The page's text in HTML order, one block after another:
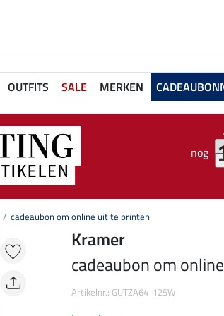
OUTFITS SALE MERKEN
nog
cadeaubon om online uit te printen
Kramer
cadeaubon om
Artikelnr.: GUTZA64-125W